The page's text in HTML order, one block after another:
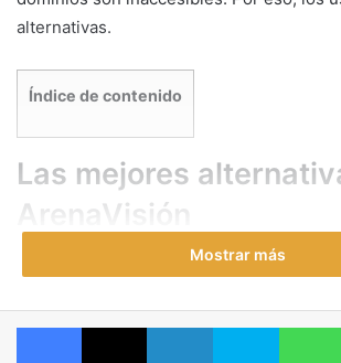
alternativas.
Índice de contenido
Las mejores
ArenaVisión
Mostrar más
Facebook X LinkedIn Skype